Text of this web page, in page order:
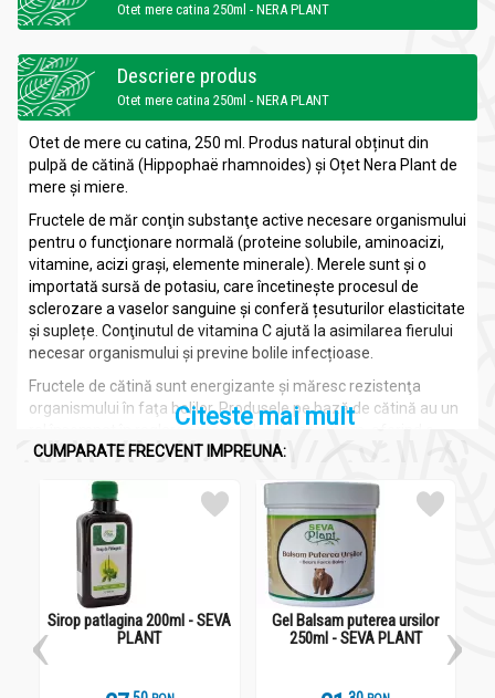
Otet mere catina 250ml - NERA PLANT
Descriere produs
Otet mere catina 250ml - NERA PLANT
Otet de mere cu catina, 250 ml. Produs natural obținut din
pulpă de cătină (Hippophaë rhamnoides) și Oțet Nera Plant de
mere și miere.
Fructele de mărconţin substanţe active necesare organismului
pentru o funcţionare normală (proteine solubile, aminoacizi,
vitamine, acizi graşi, elemente minerale). Merele sunt şi o
importată sursă de potasiu, care încetinește procesul de
sclerozare a vaselor sanguine și conferă țesuturilor elasticitate
și suplețe. Conţinutul de vitamina C ajută la asimilarea fierului
necesar organismului și previne bolile infecțioase.
Fructele de cătină sunt energizante şi măresc rezistenţa
organismului în faţa bolilor. Produsele pe bază de cătină au un
rol însemnat în reglarea proceselor din organism, oferind o
imunitate ridicată.
Fructele de cătină au o concentraţie mare de vitamina C,
aproape de zece ori mai mare decât citricele, dar şi una de
beta-caroten mai mare decât morcovul. De asemenea, conţin
în cantităţi mari vitamina A şi vitamina E, iar în doze variabile
vitaminele complexului B, vitaminele K, F, PP, etc. şi
microelemente precum fosfor, potasiu, magneziu, calciu, fier şi
sodiu.
Se recomandă ca anual să se facă câte o cură cu fructe de
Citeste mai mult
CUMPARATE FRECVENT IMPREUNA:
Sirop patlagina 200ml - SEVA
PLANT
Gel Balsam puterea ursilor
250ml - SEVA PLANT